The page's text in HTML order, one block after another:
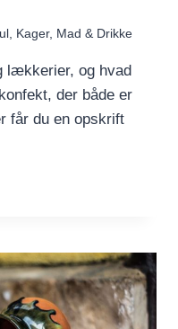
, Kager, Mad & Drikke
lækkerier, og hvad
der både er
får du en opskrift